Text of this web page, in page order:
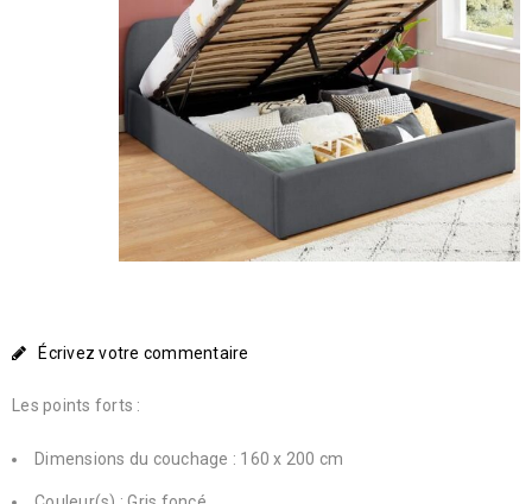
Écrivez votre commentaire
Les points forts :
Dimensions du couchage : 160 x 200 cm